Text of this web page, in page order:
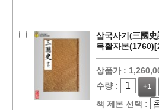
삼국사기(三國
목활자본
상품가 :
수량 :
+1
책 제본 선택 :